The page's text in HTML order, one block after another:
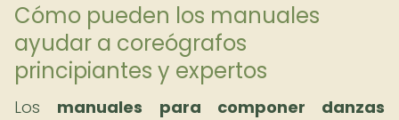
Cómo pueden los manuales
ayudar a coreógrafos
principiantes y expertos
Los manuales para componer danzas